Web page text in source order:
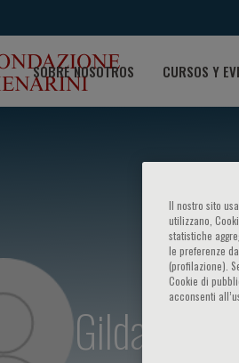
SOBRE NOSOTROS CURSOS Y
Gilda Belli
Il nostro sito
utilizzano,
statistiche
le preferenze
(profilazione).
Cookie di
acconsenti